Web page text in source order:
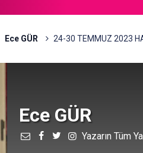
Ece GÜR 24-30 TEMMUZ 2023
Ece GÜR
Yazarın Tüm